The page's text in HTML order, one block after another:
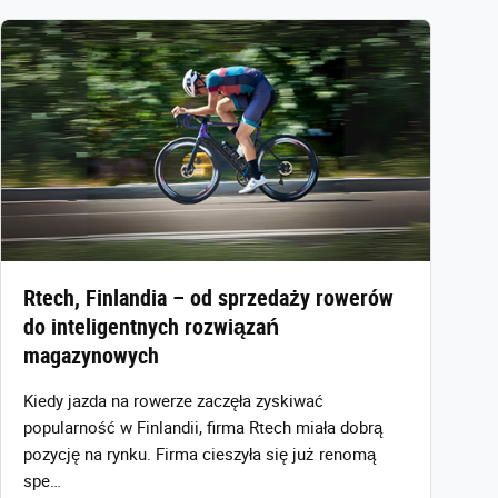
Rtech, Finlandia – od sprzedaży rowerów
do inteligentnych rozwiązań
magazynowych
Kiedy jazda na rowerze zaczęła zyskiwać
popularność w Finlandii, firma Rtech miała dobrą
pozycję na rynku. Firma cieszyła się już renomą
spe…